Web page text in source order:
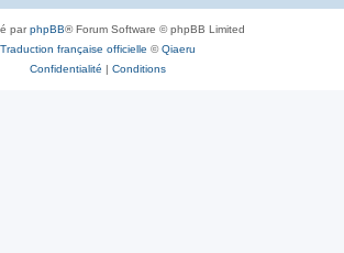
e
parphpBB® Forum Software © phpBB Limited
Traduction française officielle ©Qiaeru
Confidentialité | Conditions